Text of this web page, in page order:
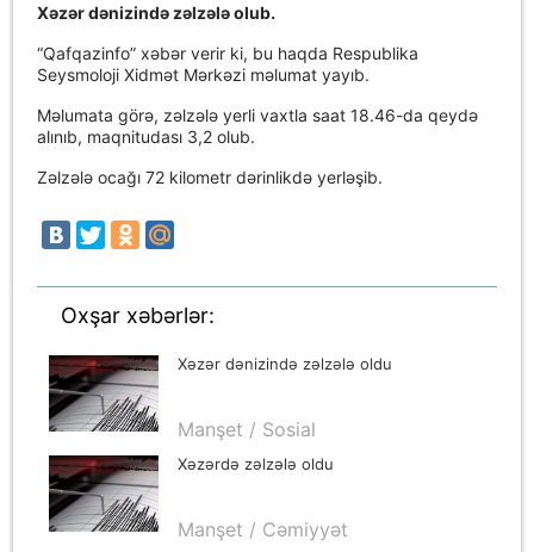
Xəzər dənizində zəlzələ olub.
“Qafqazinfo” xəbər verir ki, bu haqda Respublika
Seysmoloji Xidmət Mərkəzi məlumat yayıb.
Məlumata görə, zəlzələ yerli vaxtla saat 18.46-da qeydə
alınıb, maqnitudası 3,2 olub.
Zəlzələ ocağı 72 kilometr dərinlikdə yerləşib.
Oxşar xəbərlər:
Xəzər dənizində zəlzələ oldu
Manşet / Sosial
Xəzərdə zəlzələ oldu
Manşet / Cəmiyyət